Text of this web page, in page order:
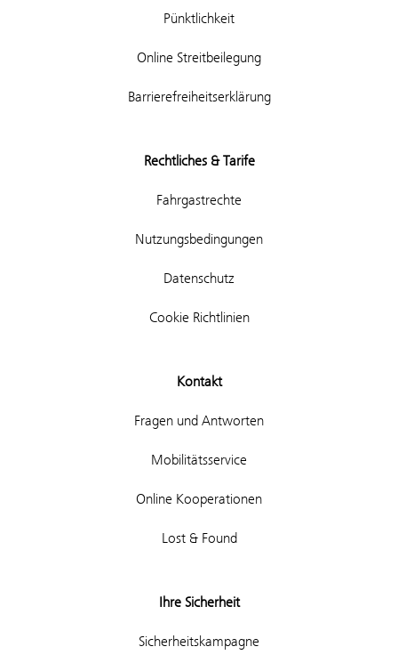
Pünktlichkeit
Online Streitbeilegung
Barrierefreiheitserklärung
Rechtliches & Tarife
Fahrgastrechte
Nutzungsbedingungen
Datenschutz
Cookie Richtlinien
Kontakt
Fragen und Antworten
Mobilitätsservice
Online Kooperationen
Lost & Found
Ihre Sicherheit
Sicherheitskampagne